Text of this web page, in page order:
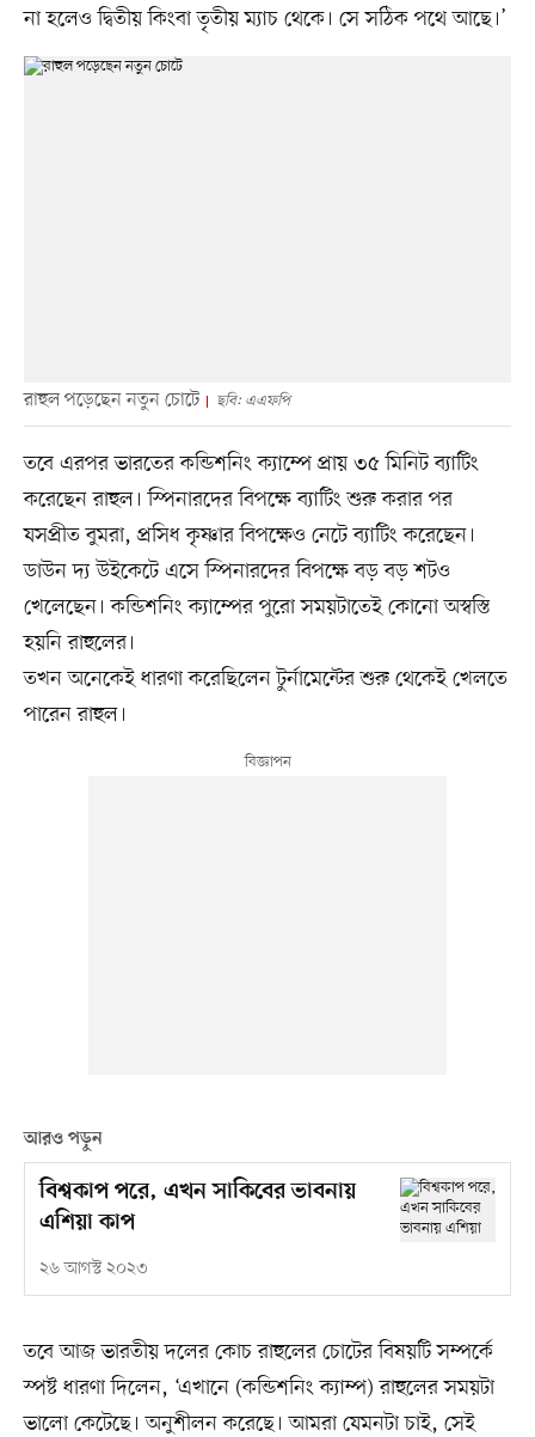
না হলেও দ্বিতীয় কিংবা তৃতীয় ম্যাচ থেকে। সে সঠিক পথে আছে।’
রাহুল পড়েছেন নতুন চোটে ছবি: এএফপি
তবে এরপর ভারতের কন্ডিশনিং ক্যাম্পে প্রায় ৩৫ মিনিট ব্যাটিং
করেছেন রাহুল। স্পিনারদের বিপক্ষে ব্যাটিং শুরু করার পর
যসপ্রীত বুমরা, প্রসিধ কৃষ্ণার বিপক্ষেও নেটে ব্যাটিং করেছেন।
ডাউন দ্য উইকেটে এসে স্পিনারদের বিপক্ষে বড় বড় শটও
খেলেছেন। কন্ডিশনিং ক্যাম্পের পুরো সময়টাতেই কোনো অস্বস্তি
হয়নি রাহুলের।
তখন অনেকেই ধারণা করেছিলেন টুর্নামেন্টের শুরু থেকেই খেলতে
পারেন রাহুল।
আরও পড়ুন
বিশ্বকাপ পরে, এখন সাকিবের ভাবনায়
এশিয়া কাপ
২৬ আগস্ট ২০২৩
তবে আজ ভারতীয় দলের কোচ রাহুলের চোটের বিষয়টি সম্পর্কে
স্পষ্ট ধারণা দিলেন, ‘এখানে (কন্ডিশনিং ক্যাম্প) রাহুলের সময়টা
ভালো কেটেছে। অনুশীলন করেছে। আমরা যেমনটা চাই, সেই